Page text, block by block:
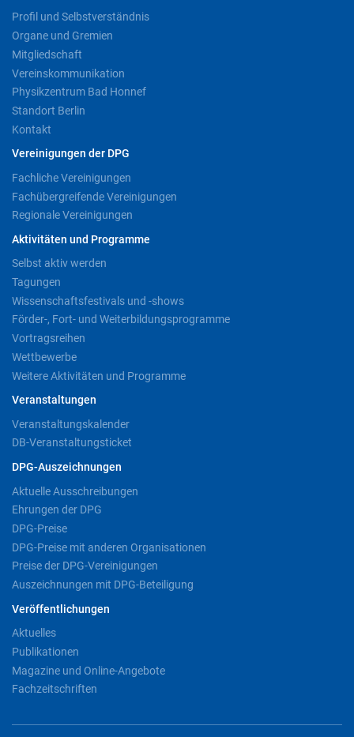
Profil und Selbstverständnis
Organe und Gremien
Mitgliedschaft
Vereinskommunikation
Physikzentrum Bad Honnef
Standort Berlin
Kontakt
Vereinigungen der DPG
Fachliche Vereinigungen
Fachübergreifende Vereinigungen
Regionale Vereinigungen
Aktivitäten und Programme
Selbst aktiv werden
Tagungen
Wissenschaftsfestivals und -shows
Förder-, Fort- und Weiterbildungsprogramme
Vortragsreihen
Wettbewerbe
Weitere Aktivitäten und Programme
Veranstaltungen
Veranstaltungskalender
DB-Veranstaltungsticket
DPG-Auszeichnungen
Aktuelle Ausschreibungen
Ehrungen der DPG
DPG-Preise
DPG-Preise mit anderen Organisationen
Preise der DPG-Vereinigungen
Auszeichnungen mit DPG-Beteiligung
Veröffentlichungen
Aktuelles
Publikationen
Magazine und Online-Angebote
Fachzeitschriften